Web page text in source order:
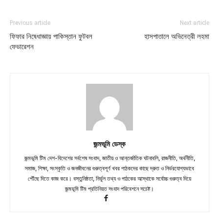
Previous article
ফিফার নিষেধাজ্ঞায় পাকিস্তান ফুটবল
ফেডারেশন
Next article
হাসপাতালে অভিনেত্রী লহমা
জন্মভূমি ডেস্ক
জন্মভূমি টিম দেশ-বিদেশের সর্বশেষ সংবাদ, জাতীয় ও আন্তর্জাতিক ঘটনাবলি, রাজনীতি, অর্থনীতি,
সমাজ, শিক্ষা, সংস্কৃতি ও জনজীবনের গুরুত্বপূর্ণ খবর পাঠকদের কাছে দ্রুত ও নির্ভরযোগ্যভাবে
পৌঁছে দিতে কাজ করে। বস্তুনিষ্ঠতা, নির্ভুল তথ্য ও পাঠকের আস্থাকে সর্বোচ্চ গুরুত্ব দিয়ে
জন্মভূমি টিম প্রতিনিয়ত সংবাদ পরিবেশনে সচেষ্ট।